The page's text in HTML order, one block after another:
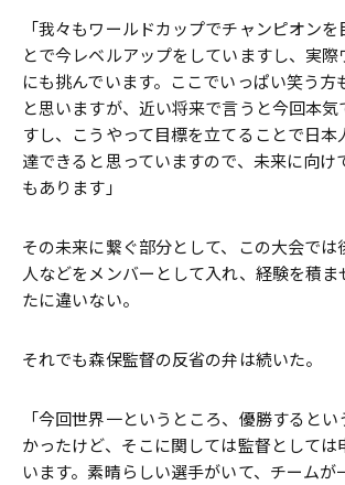
「我々もワールドカップでチャンピオン
とで今レベルアップをしていますし、実
にも挑んでいます。ここでいっぱい笑う方
と思いますが、近い将来で言うと今回本気
すし、こうやって目標を立てることで日本
達できると思っていますので、未来に向け
もあります」
その未来に繋ぐ部分として、この大会では
人などをメンバーとして入れ、経験を積ま
たに違いない。
それでも森保監督の反省の弁は続いた。
「今回世界一というところ、優勝すると
かったけど、そこに関しては監督としては
います。素晴らしい選手がいて、チームが